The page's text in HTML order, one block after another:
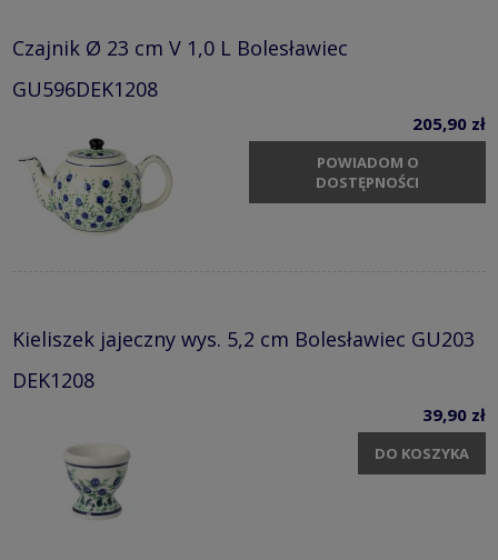
Czajnik Ø 23 cm V 1,0 L Bolesławiec
GU596DEK1208
205,90 zł
POWIADOM O
DOSTĘPNOŚCI
Kieliszek jajeczny wys. 5,2 cm Bolesławiec GU203
DEK1208
39,90 zł
DO KOSZYKA